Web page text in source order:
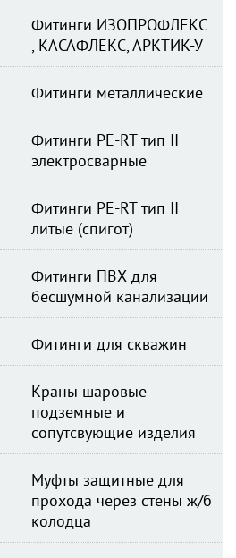
Фитинги ИЗОПРОФЛЕКС
, КАСАФЛЕКС, АРКТИК-У
Фитинги металлические
Фитинги PE-RT тип II
электросварные
Фитинги PE-RT тип II
литые (спигот)
Фитинги ПВХ для
бесшумной канализации
Фитинги для скважин
Краны шаровые
подземные и
сопутсвующие изделия
Муфты защитные для
прохода через стены ж/б
колодца